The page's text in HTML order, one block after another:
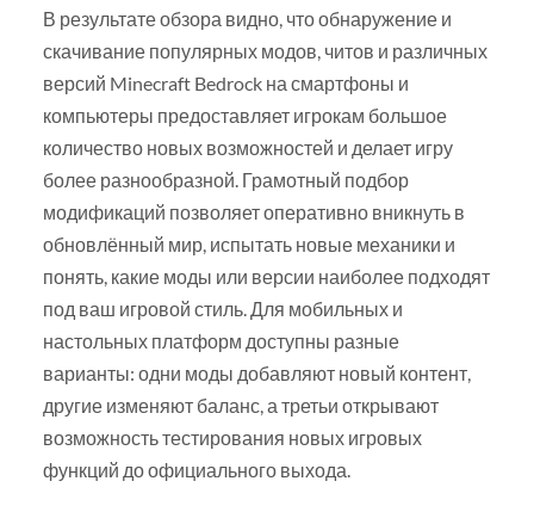
В результате обзора видно, что обнаружение и
скачивание популярных модов, читов и различных
версий Minecraft Bedrock на смартфоны и
компьютеры предоставляет игрокам большое
количество новых возможностей и делает игру
более разнообразной. Грамотный подбор
модификаций позволяет оперативно вникнуть в
обновлённый мир, испытать новые механики и
понять, какие моды или версии наиболее подходят
под ваш игровой стиль. Для мобильных и
настольных платформ доступны разные
варианты: одни моды добавляют новый контент,
другие изменяют баланс, а третьи открывают
возможность тестирования новых игровых
функций до официального выхода.